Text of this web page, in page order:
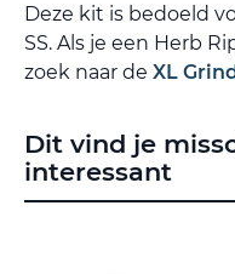
Deze kit is bedoeld
SS. Als je een Herb
zoek naar de XL
Dit vind je
interessant